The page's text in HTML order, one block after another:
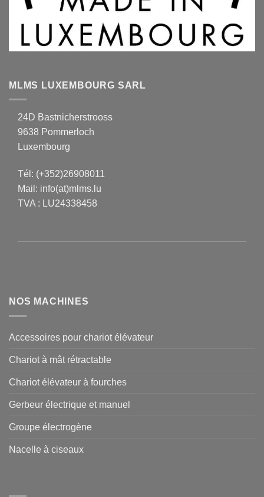
MLMS LUXEMBOURG SARL
24D Bastnicherstrooss
9638 Pommerloch
Luxembourg
Tél: (+352)26908011
Mail: info(at)mlms.lu
TVA : LU24338458
NOS MACHINES
Accessoires pour chariot élévateur
Chariot à mât rétractable
Chariot élévateur à fourches
Gerbeur électrique et manuel
Groupe électrogène
Nacelle à ciseaux